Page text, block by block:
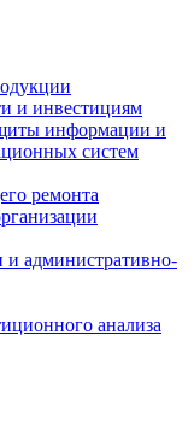
и инвестициям
информации и
систем
ремонта
и административно-
анализа